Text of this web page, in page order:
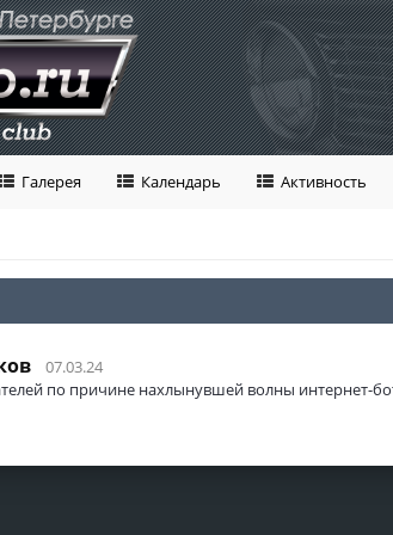
Галерея Календарь Активность
07.03.24
по причине нахлынувшей волны интернет-